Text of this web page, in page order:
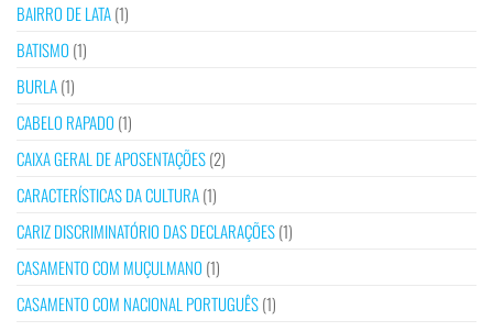
BAIRRO DE LATA(1)
BATISMO (1)
BURLA(1)
CABELO RAPADO (1)
CAIXA GERAL DE APOSENTAÇÕES(2)
CARACTERÍSTICAS DA CULTURA(1)
CARIZ DISCRIMINATÓRIO DAS DECLARAÇÕES(1)
CASAMENTO COM MUÇULMANO (1)
CASAMENTO COM NACIONAL PORTUGUÊS(1)